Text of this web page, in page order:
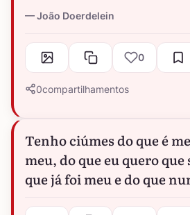
João Doerdelein
0
0compartilhamentos
Tenho ciúmes do que é
meu, do que eu quero que
que já foi meu e do que